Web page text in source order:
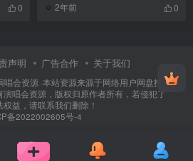
0 2年前 0
声明 广告合作 关于我们
唱会资源 ·本站资源来源于网络用户网盘投
唱会资源，版权归原作者所有，若侵犯了
权益，请联系我们删除！
备2022002605号-4